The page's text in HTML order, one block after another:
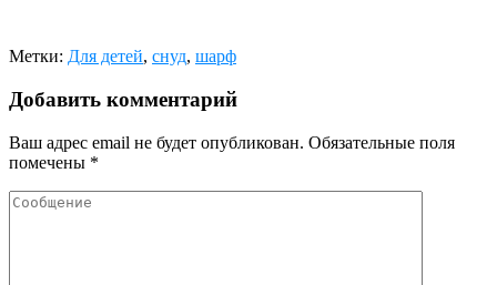
Метки: Для детей, снуд, шарф
Добавить комментарий
Ваш адрес email не будет опубликован. Обязательные поля
помечены *